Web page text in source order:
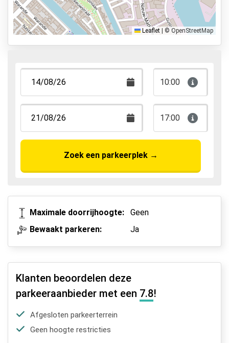
Park & Walk
Park, Sleep & Fly
Leaflet © OpenStreetMap
10:00
17:00
Zoek een parkeerplek→
Maximale doorrijhoogte:
Geen
Bewaakt parkeren:
Ja
Klanten beoordelen deze
parkeeraanbieder met een 7.8!
Afgesloten parkeerterrein
Geen hoogte restricties